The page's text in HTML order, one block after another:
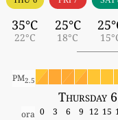
35°C
22°C
25°C
18°C
PM2.5
Thursday 6
ora 0 3 6 9 12 15